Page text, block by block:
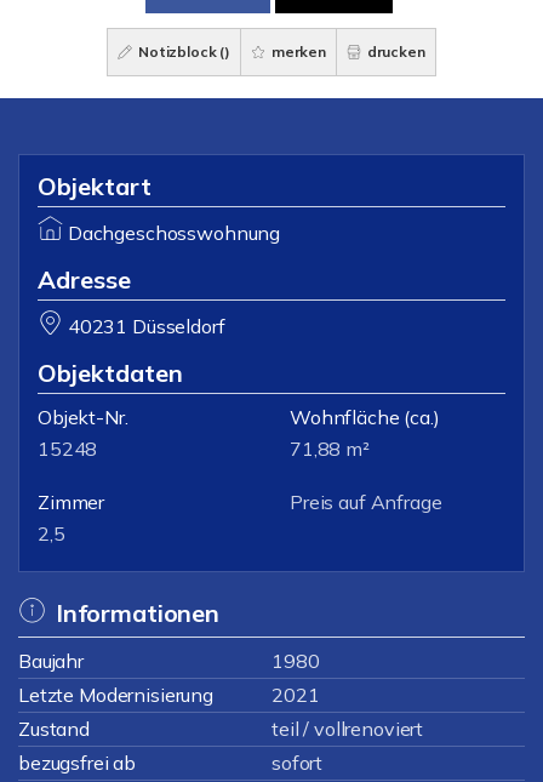
Notizblock () merken drucken
Objektart
Dachgeschosswohnung
Adresse
40231 Düsseldorf
Objektdaten
Objekt-Nr.
15248
Wohnfläche (ca.)
71,88 m²
Zimmer
2,5
Preis auf Anfrage
Informationen
Baujahr
1980
Letzte Modernisierung
2021
Zustand
teil / vollrenoviert
bezugsfrei ab
sofort